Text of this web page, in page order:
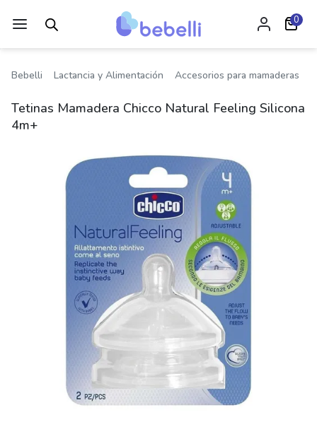
0
Bebelli Lactancia y Alimentación Accesorios para mamaderas
Tetinas Mamadera Chicco Natural Feeling Silicona
4m+